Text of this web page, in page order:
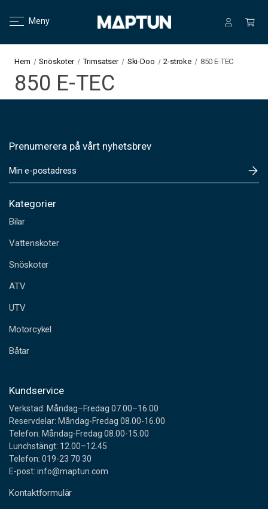
Meny
Hem Snöskoter Trimsatser Ski-Doo 2-stroke 850 E-TEC
850 E-TEC
Prenumerera på vårt nyhetsbrev
-
o
t
a
r
s
s
Kategorier
Bilar
Vattenskoter
Snöskoter
ATV
UTV
Motorcykel
Båtar
Kundservice
Verkstad: Måndag–Fredag 07.00–16.00
Reservdelar: Måndag-Fredag 08.00-16.00
Telefon: Måndag-Fredag 08.00-15.00
Lunchstängt: 12.00–12.45
Telefon: 019-23 70 30
E-post: info@maptun.com
Kontaktformulär